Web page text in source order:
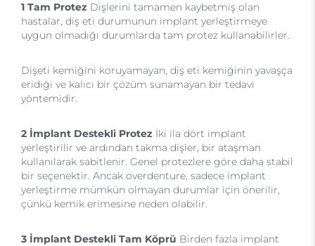
1 Tam Protez Dişlerini tamamen kaybetmiş olan
hastalar, diş eti durumunun implant yerleştirmeye
uygun olmadığı durumlarda tam protez kullanabilirler.
Dişeti kemiğini koruyamayan, diş eti kemiğinin yavaşça
eridiği ve kalıcı bir çözüm sunamayan bir tedavi
yöntemidir.
2 İmplant Destekli Protez İki ila dört implant
yerleştirilir ve ardından takma dişler, bir ataşman
kullanılarak sabitlenir. Genel protezlere göre daha stabil
bir seçenektir. Ancak overdenture, sadece implant
yerleştirme mümkün olmayan durumlar için önerilir,
çünkü kemik erimesine neden olabilir.
3 İmplant Destekli Tam Köprü Birden fazla implant